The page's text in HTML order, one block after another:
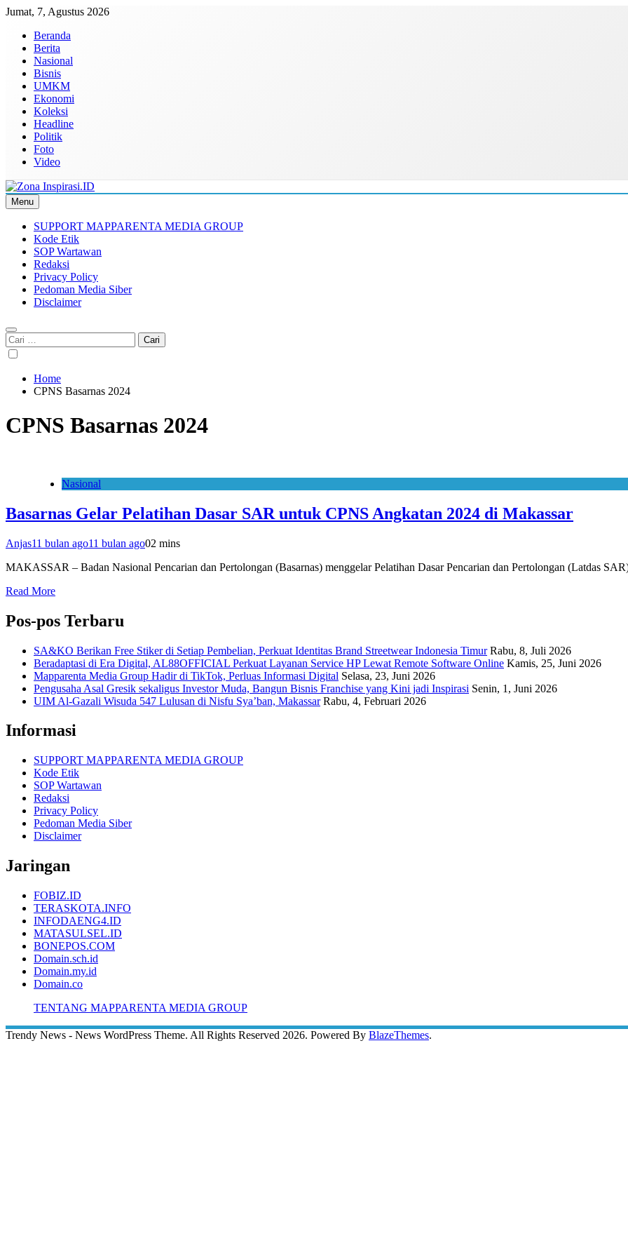
Skip
content
Jumat, 7, Agustus 2026
Beranda
Berita
Nasional
Bisnis
UMKM
Ekonomi
Koleksi
Headline
Politik
Foto
Video
Zona Inspirasi.ID
Bersama Membangun Semangat Baru
Menu
SUPPORT MAPPARENTA MEDIA GROUP
Kode Etik
SOP Wartawan
Redaksi
Privacy Policy
Pedoman Media Siber
Disclaimer
Cari
untuk:
Home
CPNS Basarnas 2024
CPNS Basarnas 2024
Nasional
Basarnas Gelar Pelatihan Dasar SAR untuk CPNS Angkatan 2024 di Makassar
Anjas11 bulan ago11 bulan ago02 mins
MAKASSAR – Badan Nasional Pencarian dan Pertolongan (Basarnas) menggelar Pelatihan Dasar Pencarian dan Pertolongan (Latdas
Read More
Pos-pos Terbaru
SA&KO Berikan Free Stiker di Setiap Pembelian, Perkuat Identitas Brand Streetwear Indonesia Timur Rabu, 8, Juli 2026
Beradaptasi di Era Digital, AL88OFFICIAL Perkuat Layanan Service HP Lewat Remote Software Online Kamis, 25, Juni 2026
Mapparenta Media Group Hadir di TikTok, Perluas Informasi Digital Selasa, 23, Juni 2026
Pengusaha Asal Gresik sekaligus Investor Muda, Bangun Bisnis Franchise yang Kini jadi Inspirasi Senin, 1, Juni 2026
UIM Al-Gazali Wisuda 547 Lulusan di Nisfu Sya’ban, Makassar Rabu, 4, Februari 2026
Informasi
SUPPORT MAPPARENTA MEDIA GROUP
Kode Etik
SOP Wartawan
Redaksi
Privacy Policy
Pedoman Media Siber
Disclaimer
Jaringan
FOBIZ.ID
TERASKOTA.INFO
INFODAENG4.ID
MATASULSEL.ID
BONEPOS.COM
Domain.sch.id
Domain.my.id
Domain.co
TENTANG MAPPARENTA MEDIA GROUP
Trendy News - News WordPress Theme. All Rights Reserved 2026. Powered By BlazeThemes.